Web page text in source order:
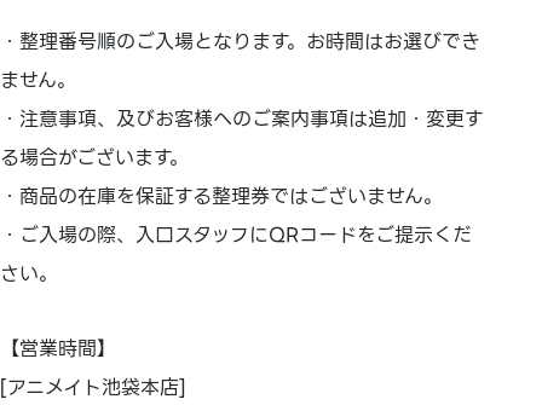
・整理番号順のご入場となります。お時間はお選びでき
ません。
・注意事項、及びお客様へのご案内事項は追加・変更す
る場合がございます。
・商品の在庫を保証する整理券ではございません。
・ご入場の際、入口スタッフにQRコードをご提示くだ
さい。
【営業時間】
[アニメイト池袋本店]